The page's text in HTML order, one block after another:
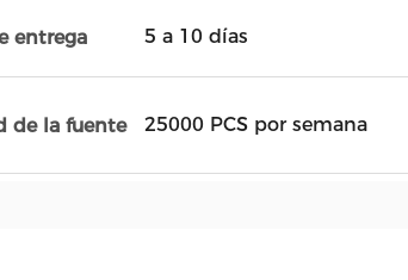
entrega 5 a 10 días
de la fuente 25000 PCS por semana